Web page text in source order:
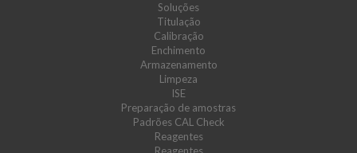
Soluções
Titulação
Calibração
Enchimento
Armazenamento
Limpeza
ISE
Preparação de amostras
Padrões CAL Check
Reagentes